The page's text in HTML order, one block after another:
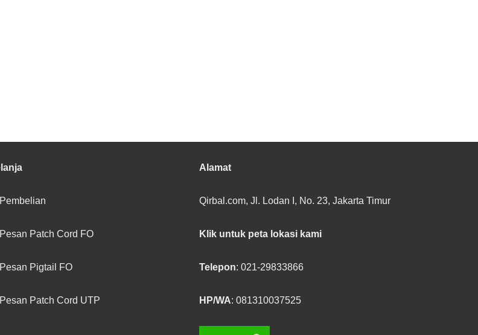
Patch Cord FO
Pigtail FO
Patch Cord UTP
Alamat
Qirbal.com, Jl. Lodan I, No. 23, Jakarta Timur
Klik untuk peta lokasi kami
Telepon: 021-29833866
HP/WA: 081310037525